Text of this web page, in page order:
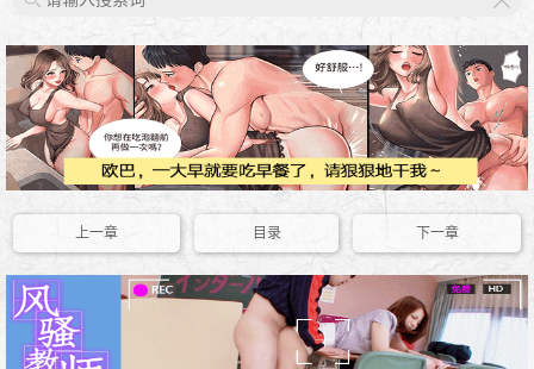
上一章 目录 下一章